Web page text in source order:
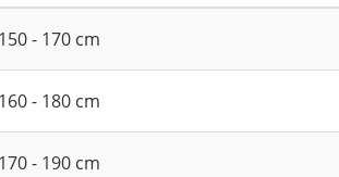
150 - 170 cm
160 - 180 cm
170 - 190 cm